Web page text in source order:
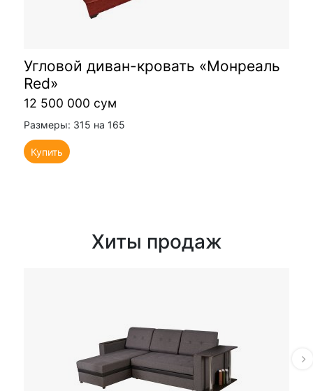
Угловой диван-кровать «Монреаль
Red»
12 500 000 сум
Размеры: 315 на 165
Купить
Хиты продаж